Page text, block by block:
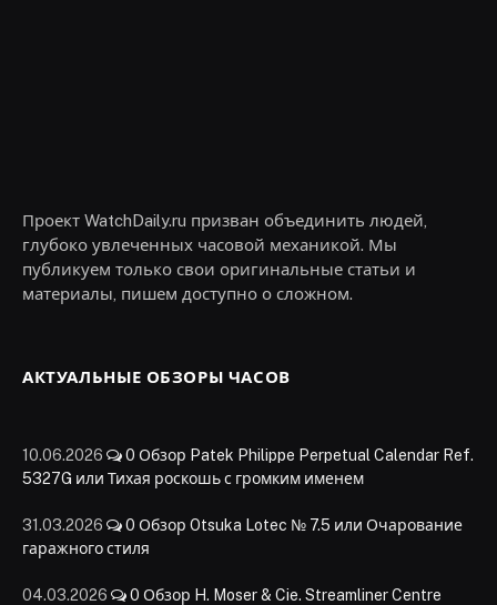
Проект WatchDaily.ru призван объединить людей,
глубоко увлеченных часовой механикой. Мы
публикуем только свои оригинальные статьи и
материалы, пишем доступно о сложном.
АКТУАЛЬНЫЕ ОБЗОРЫ ЧАСОВ
10.06.2026 0 Обзор Patek Philippe Perpetual Calendar Ref.
5327G или Тихая роскошь с громким именем
31.03.2026 0 Обзор Otsuka Lotec № 7.5 или Очарование
гаражного стиля
04.03.2026 0 Обзор H. Moser & Cie. Streamliner Centre